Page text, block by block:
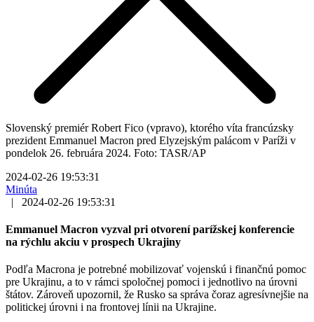
Slovenský premiér Robert Fico (vpravo), ktorého víta francúzsky
prezident Emmanuel Macron pred Elyzejským palácom v Paríži v
pondelok 26. februára 2024. Foto: TASR/AP
2024-02-26 19:53:31
Minúta
|
2024-02-26 19:53:31
Emmanuel Macron vyzval pri otvorení parížskej konferencie
na rýchlu akciu v prospech Ukrajiny
Podľa Macrona je potrebné mobilizovať vojenskú i finančnú pomoc
pre Ukrajinu, a to v rámci spoločnej pomoci i jednotlivo na úrovni
štátov. Zároveň upozornil, že Rusko sa správa čoraz agresívnejšie na
politickej úrovni i na frontovej línii na Ukrajine.